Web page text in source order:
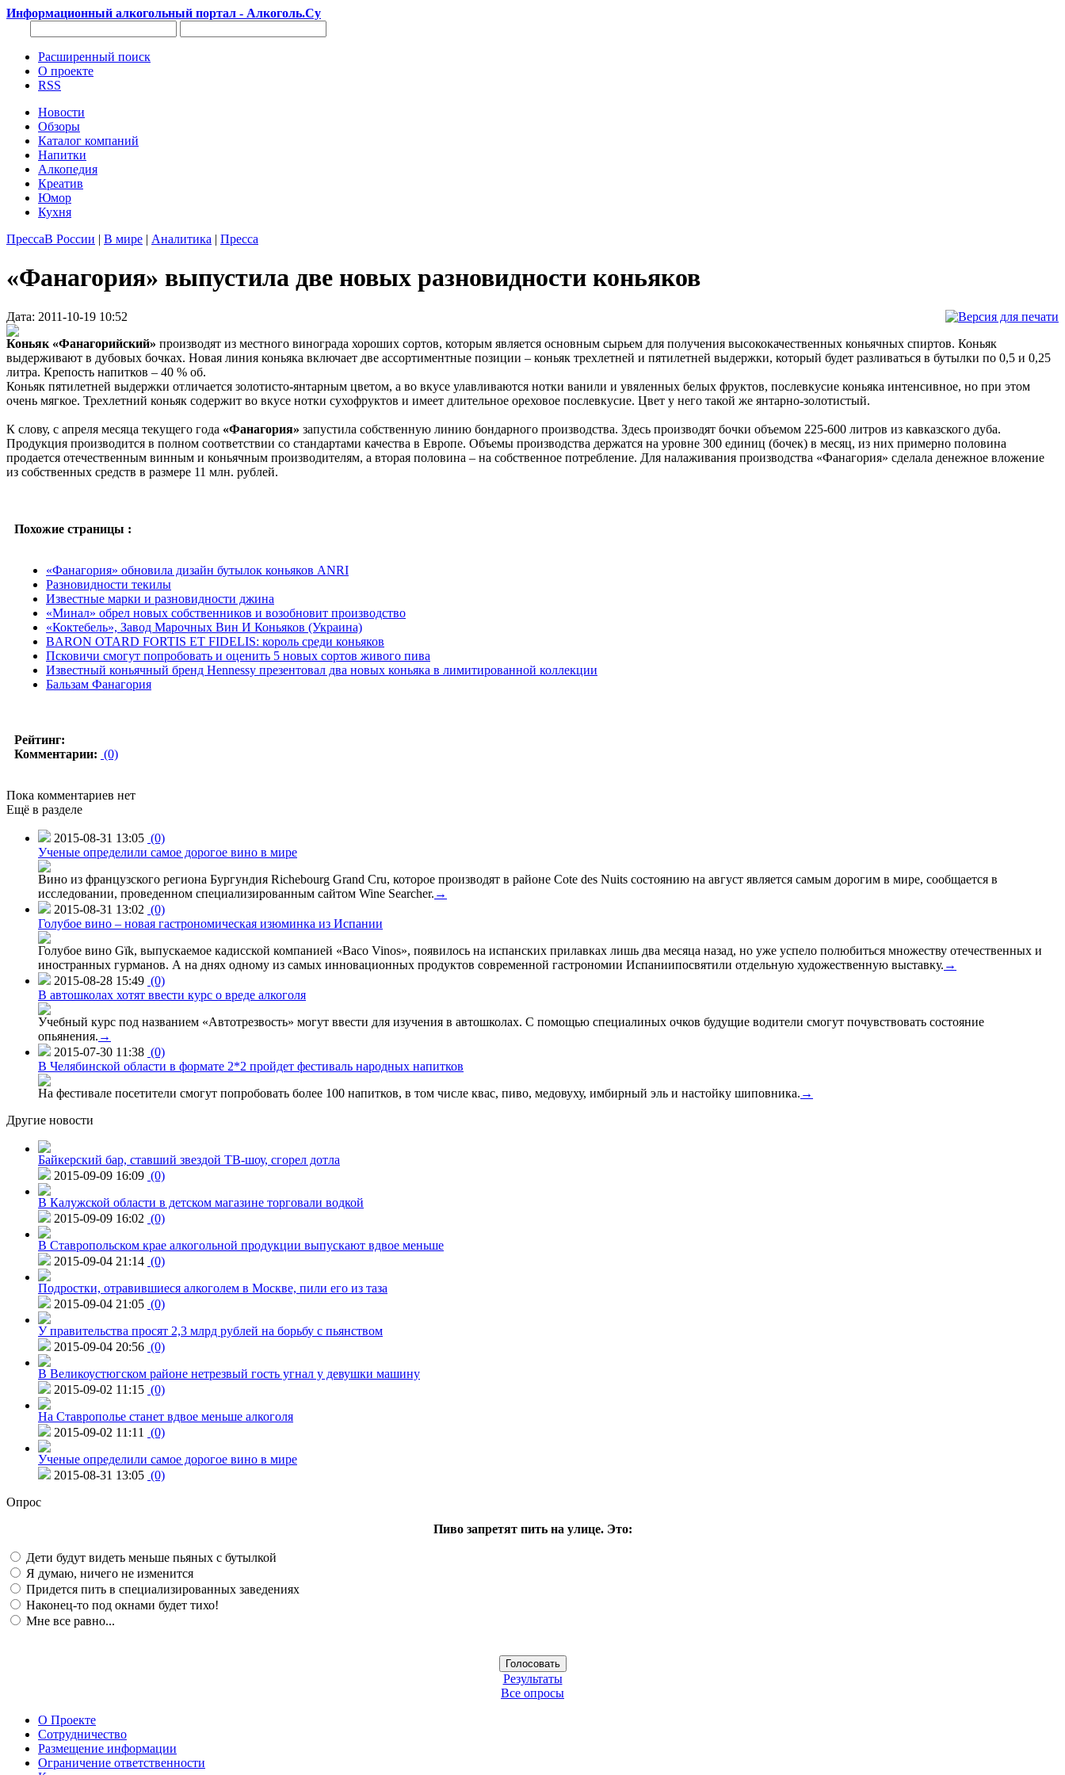
Информационный алкогольный портал - Алкоголь.Су
Расширенный поиск
О проекте
RSS
Новости
Обзоры
Каталог компаний
Напитки
Алкопедия
Креатив
Юмор
Кухня
ПрессаВ России | В мире | Аналитика | Пресса
«Фанагория» выпустила две новых разновидности коньяков
Дата: 2011-10-19 10:52
Коньяк «Фанагорийский» производят из местного винограда хороших сортов, которым является основным сырьем для получения высококачественных коньячных спиртов. Коньяк
выдерживают в дубовых бочках. Новая линия коньяка включает две ассортиментные позиции – коньяк трехлетней и пятилетней выдержки, который будет разливаться в бутылки по 0,5 и 0,25
литра. Крепость напитков – 40 % об.
Коньяк пятилетней выдержки отличается золотисто-янтарным цветом, а во вкусе улавливаются нотки ванили и увяленных белых фруктов, послевкусие коньяка интенсивное, но при этом
очень мягкое. Трехлетний коньяк содержит во вкусе нотки сухофруктов и имеет длительное ореховое послевкусие. Цвет у него такой же янтарно-золотистый.
К слову, с апреля месяца текущего года «Фанагория» запустила собственную линию бондарного производства. Здесь производят бочки объемом 225-600 литров из кавказского дуба.
Продукция производится в полном соответствии со стандартами качества в Европе. Объемы производства держатся на уровне 300 единиц (бочек) в месяц, из них примерно половина
продается отечественным винным и коньячным производителям, а вторая половина – на собственное потребление. Для налаживания производства «Фанагория» сделала денежное вложение
из собственных средств в размере 11 млн. рублей.
Похожие страницы :
«Фанагория» обновила дизайн бутылок коньяков ANRI
Разновидности текилы
Известные марки и разновидности джина
«Минал» обрел новых собственников и возобновит производство
«Коктебель», Завод Марочных Вин И Коньяков (Украина)
BARON OTARD FORTIS ET FIDELIS: король среди коньяков
Псковичи смогут попробовать и оценить 5 новых сортов живого пива
Известный коньячный бренд Hennessy презентовал два новых коньяка в лимитированной коллекции
Бальзам Фанагория
Рейтинг:
Комментарии: (0)
Пока комментариев нет
Ещё в разделе
2015-08-31 13:05 (0)
Ученые определили самое дорогое вино в мире
Вино из французского региона Бургундия Richebourg Grand Cru, которое производят в районе Cote des Nuits состоянию на август является самым дорогим в мире, сообщается в
исследовании, проведенном специализированным сайтом Wine Searcher. →
2015-08-31 13:02 (0)
Голубое вино – новая гастрономическая изюминка из Испании
Голубое вино Gïk, выпускаемое кадисской компанией «Baco Vinos», появилось на испанских прилавках лишь два месяца назад, но уже успело полюбиться множеству отечественных и
иностранных гурманов. А на днях одному из самых инновационных продуктов современной гастрономии Испаниипосвятили отдельную художественную выставку. →
2015-08-28 15:49 (0)
В автошколах хотят ввести курс о вреде алкоголя
Учебный курс под названием «Автотрезвость» могут ввести для изучения в автошколах. С помощью специалиных очков будущие водители смогут почувствовать состояние
опьянения. →
2015-07-30 11:38 (0)
В Челябинской области в формате 2*2 пройдет фестиваль народных напитков
На фестивале посетители смогут попробовать более 100 напитков, в том числе квас, пиво, медовуху, имбирный эль и настойку шиповника. →
Другие новости
Байкерский бар, ставший звездой ТВ-шоу, сгорел дотла
2015-09-09 16:09 (0)
В Калужской области в детском магазине торговали водкой
2015-09-09 16:02 (0)
В Ставропольском крае алкогольной продукции выпускают вдвое меньше
2015-09-04 21:14 (0)
Подростки, отравившиеся алкоголем в Москве, пили его из таза
2015-09-04 21:05 (0)
У правительства просят 2,3 млрд рублей на борьбу с пьянством
2015-09-04 20:56 (0)
В Великоустюгском районе нетрезвый гость угнал у девушки машину
2015-09-02 11:15 (0)
На Ставрополье станет вдвое меньше алкоголя
2015-09-02 11:11
(0)
Ученые определили самое дорогое вино в мире
2015-08-31 13:05 (0)
Опрос
Пиво запретят пить на улице. Это:
Дети будут видеть меньше пьяных с бутылкой
Я думаю, ничего не изменится
Придется пить в специализированных заведениях
Наконец-то под окнами будет тихо!
Мне все равно...
Результаты
Все опросы
О Проекте
Сотрудничество
Размещение информации
Ограничение ответственности